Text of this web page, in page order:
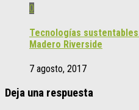
0
Tecnologías
Madero Riverside
7 agosto, 2017
Deja una respuesta